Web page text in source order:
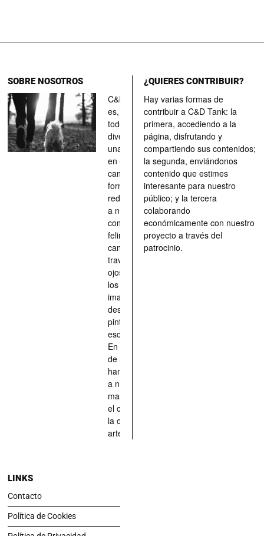
SOBRE NOSOTROS
C&D Tank
es, ante
todo, un
divertimento,
una parada
en el
camino, una
forma de
redescubrir
a nuestros
compañeros
felinos y
caninos a
través de los
ojos quienes
los han
imaginado,
descrito,
pintado,
esculpido...
En definitiva,
de aquellos
han situado
a nuestras
mascotas en
el centro de
la obra de
arte.
¿QUIERES CONTRIBUIR?
Hay varias formas de
contribuir a C&D Tank: la
primera, accediendo a la
página, disfrutando y
compartiendo sus contenidos;
la segunda, enviándonos
contenido que estimes
interesante para nuestro
público; y la tercera
colaborando
económicamente con nuestro
proyecto a través del
patrocinio.
LINKS
Contacto
Política de Cookies